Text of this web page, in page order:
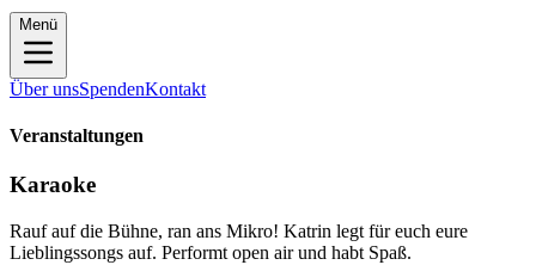
Menü
Über unsSpendenKontakt
Veranstaltungen
Karaoke
Rauf auf die Bühne, ran ans Mikro! Katrin legt für euch eure
Lieblingssongs auf. Performt open air und habt Spaß.